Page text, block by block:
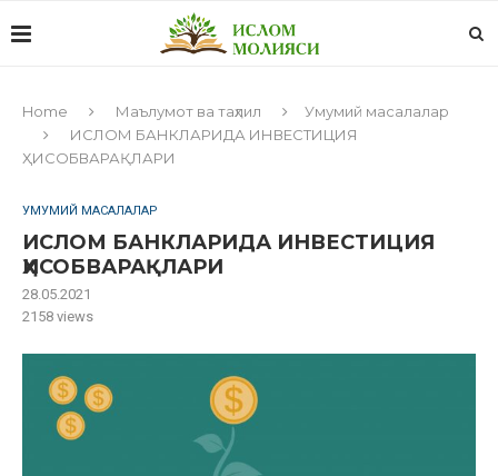
Home Маълумот ва таҳлил
Умумий масалалар
ИСЛОМ БАНКЛАРИДА ИНВЕСТИЦИЯ
ҲИСОБВАРАҚЛАРИ
УМУМИЙ МАСАЛАЛАР
ИСЛОМ БАНКЛАРИДА ИНВЕСТИЦИЯ
ҲИСОБВАРАҚЛАРИ
28.05.2021
2158 views